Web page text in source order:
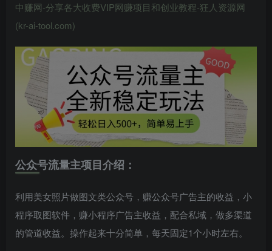
中赚网-分享各大收费VIP网赚项目和创业教程-狂人资源网
(kr-ai-tool.com)
公众号流量主项目介绍：
利用美女照片做图文类公众号，赚公众号广告主的收益，小
程序取图软件，赚小程序广告主收益，配合私域，做多渠道
的管道收益。操作起来十分简单，每天固定1个小时左右。